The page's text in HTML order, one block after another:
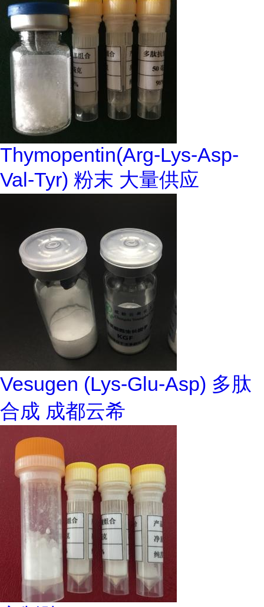
Thymopentin(Arg-Lys-Asp-
Val-Tyr) 粉末 大量供应
Vesugen (Lys-Glu-Asp) 多肽
合成 成都云希